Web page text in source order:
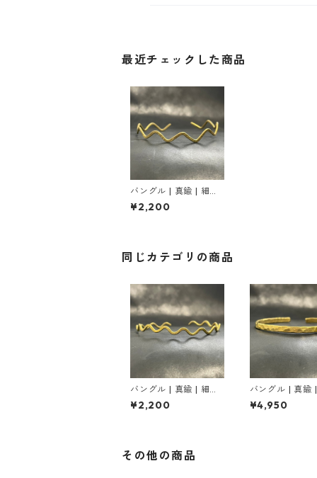
最近チェックした商品
バングル | 真鍮 | 細か
い鎚目 | 大波
¥2,200
同じカテゴリの商品
バングル | 真鍮 | 細か
い鎚目 / 小波
¥2,200
バングル | 真鍮
い鎚目 | 3mm |
ド
¥4,950
その他の商品